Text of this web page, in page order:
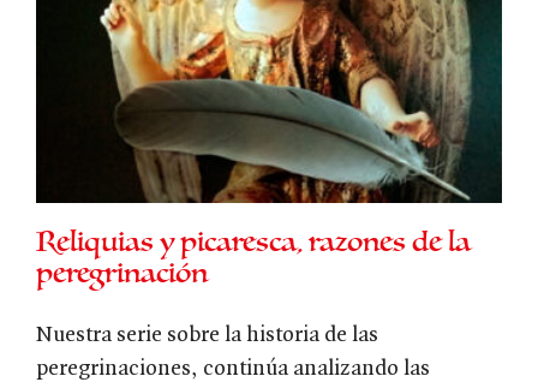
Reliquias y picaresca, razones de la
peregrinación
Nuestra serie sobre la historia de las
peregrinaciones, continúa analizando las